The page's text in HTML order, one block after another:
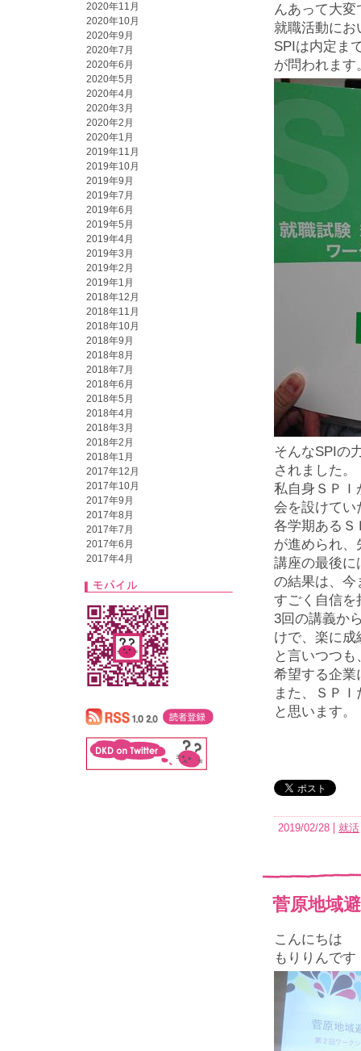
んあって大
就職活動にお
SPIは内定ま
が問われます
そんなSPIの
されました。
私自身ＳＰＩ
会を設けてい
各学期あるＳ
が進められ
講座の最後に
の結果は、今
すごく自信を
3回の講義か
けで、楽に
と言いつつ
希望する企業
また、ＳＰ
と思います。
2019/02/28 就活
菅原地域
こんにちは
もりりんです
2020年11月
2020年10月
2020年9月
2020年7月
2020年6月
2020年5月
2020年4月
2020年3月
2020年2月
2020年1月
2019年11月
2019年10月
2019年9月
2019年7月
2019年6月
2019年5月
2019年4月
2019年3月
2019年2月
2019年1月
2018年12月
2018年11月
2018年10月
2018年9月
2018年8月
2018年7月
2018年6月
2018年5月
2018年4月
2018年3月
2018年2月
2018年1月
2017年12月
2017年10月
2017年9月
2017年8月
2017年7月
2017年6月
2017年4月